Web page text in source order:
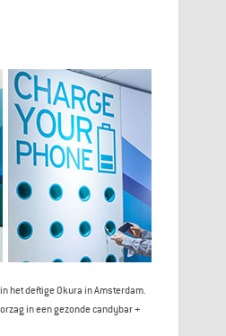
het deftige Okura in Amsterdam.
in een gezonde candybar +